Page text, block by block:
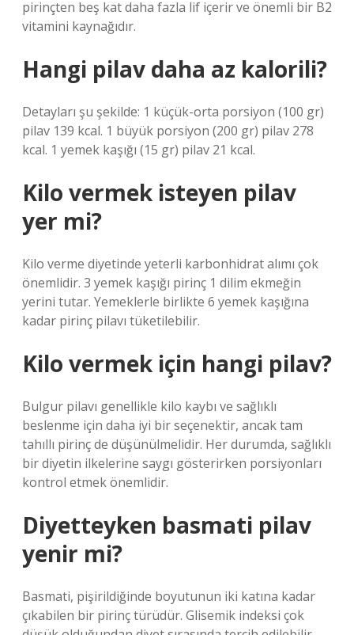
pirinçten beş kat daha fazla lif içerir ve önemli bir B2
vitamini kaynağıdır.
Hangi pilav daha az kalorili?
Detayları şu şekilde: 1 küçük-orta porsiyon (100 gr)
pilav 139 kcal. 1 büyük porsiyon (200 gr) pilav 278
kcal. 1 yemek kaşığı (15 gr) pilav 21 kcal.
Kilo vermek isteyen pilav
yer mi?
Kilo verme diyetinde yeterli karbonhidrat alımı çok
önemlidir. 3 yemek kaşığı pirinç 1 dilim ekmeğin
yerini tutar. Yemeklerle birlikte 6 yemek kaşığına
kadar pirinç pilavı tüketilebilir.
Kilo vermek için hangi pilav?
Bulgur pilavı genellikle kilo kaybı ve sağlıklı
beslenme için daha iyi bir seçenektir, ancak tam
tahıllı pirinç de düşünülmelidir. Her durumda, sağlıklı
bir diyetin ilkelerine saygı gösterirken porsiyonları
kontrol etmek önemlidir.
Diyetteyken basmati pilav
yenir mi?
Basmati, pişirildiğinde boyutunun iki katına kadar
çıkabilen bir pirinç türüdür. Glisemik indeksi çok